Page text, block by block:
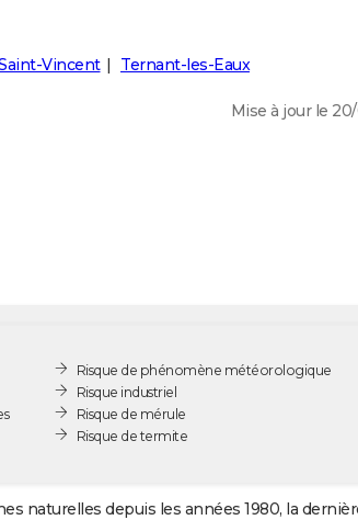
Vincent Ternant-les-Eaux
Mise à jour le
Risque de phénomène météorologique
Risque industriel
Risque de mérule
Risque de termite
naturelles depuis les années 1980, la